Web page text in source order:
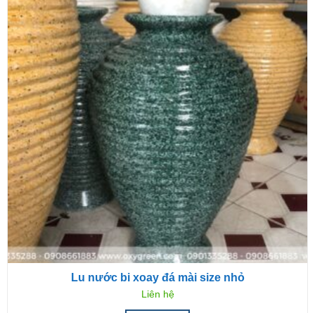
Lu nước bi xoay đá mài size nhỏ
Liên hệ